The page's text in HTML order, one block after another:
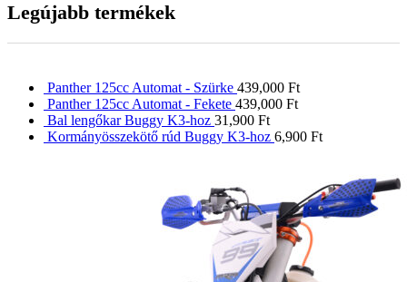
Legújabb termékek
Panther 125cc Automat - Szürke 439,000 Ft
Panther 125cc Automat - Fekete 439,000 Ft
Bal lengőkar Buggy K3-hoz 31,900 Ft
Kormányösszekötő rúd Buggy K3-hoz 6,900 Ft